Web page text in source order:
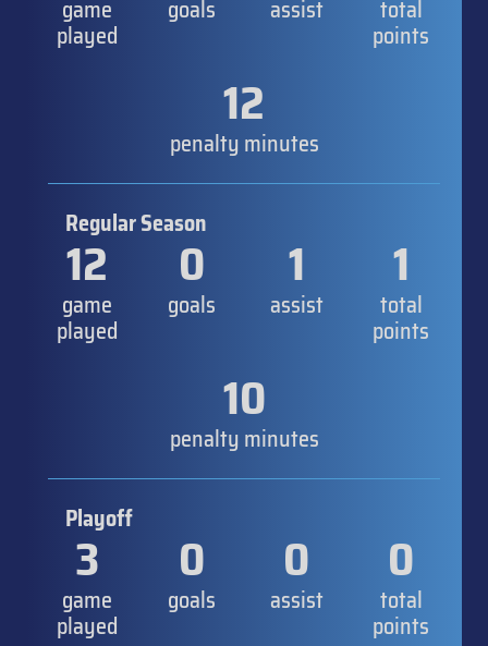
game
played
goals assist total
points
12
penalty minutes
Regular Season
12
game
played
0
goals
1
assist
1
total
points
10
penalty minutes
Playoff
3
game
played
0
goals
0
assist
0
total
points